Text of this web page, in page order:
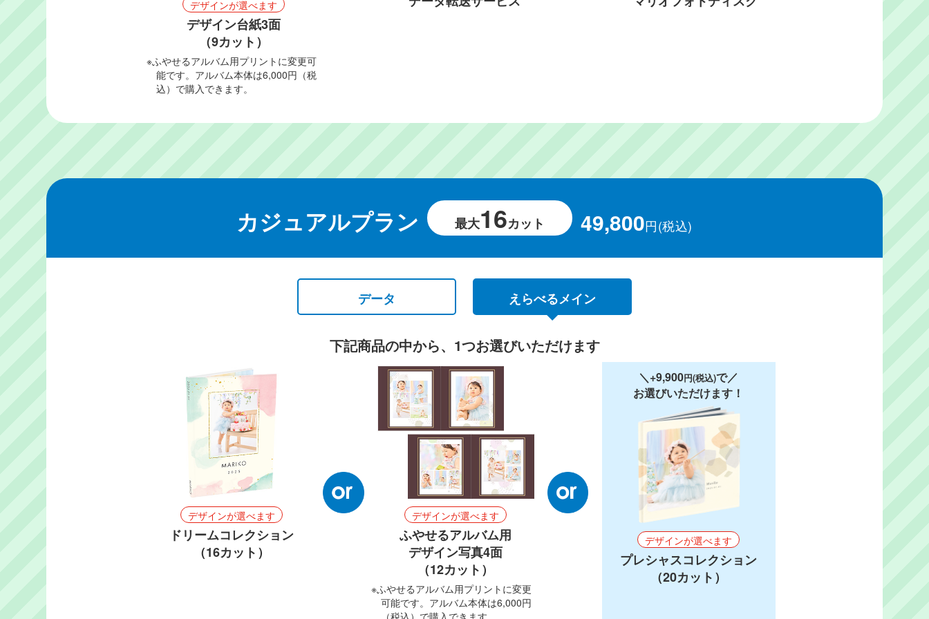
デザインが選べます
デザイン台紙3面
（9カット）
※ふやせるアルバム用プリントに変更可
能です。アルバム本体は6,000円（税
込）で購入できます。
カジュアルプラン 最大16カット 49,800円(税込)
データ えらべるメイン
マリオフォトディスク データ転送サービス
下記商品の中から、1つお選びいただけます
デザインが選べます
ドリームコレクション
（16カット）
デザインが選べます
ふやせるアルバム用
デザイン写真4面
（12カット）
※ふやせるアルバム用プリントに変更
可能です。アルバム本体は6,000円
＼+9,900円(税込)で／
お選びいただけます！
デザインが選べます
プレシャスコレクション
（20カット）